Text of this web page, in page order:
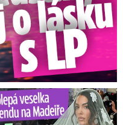
Svatba plná zákazů!